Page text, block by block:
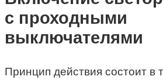
с проходными
выключателями
Принцип действия состоит в